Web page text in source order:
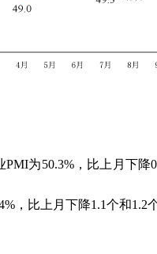
PMI为50.3%，比上月下降
，比上月下降1.1个和1.2